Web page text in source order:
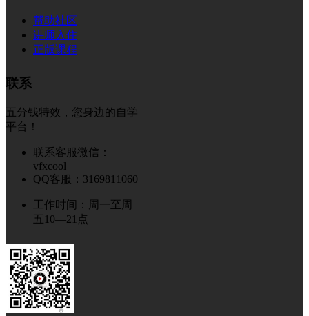
帮助社区
讲师入住
正版课程
联系
五分钱特效，您身边的自学
平台！
联系客服微信：
vfxcool
QQ客服：3169811060
工作时间：周一至周
五10—21点